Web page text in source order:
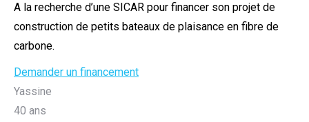
A la recherche d’une SICAR pour financer son projet de
construction de petits bateaux de plaisance en fibre de
carbone.
Demander un financement
Yassine
40 ans